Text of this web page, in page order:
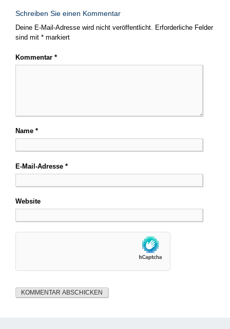
Schreiben Sie einen Kommentar
Deine E-Mail-Adresse wird nicht veröffentlicht. Erforderliche Felder
sind mit * markiert
Kommentar *
Name *
E-Mail-Adresse *
Website